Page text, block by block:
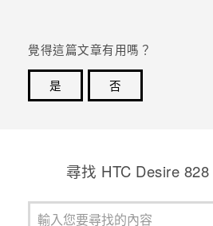
覺得這篇文章有用嗎？
是
否
尋找 HTC Desire